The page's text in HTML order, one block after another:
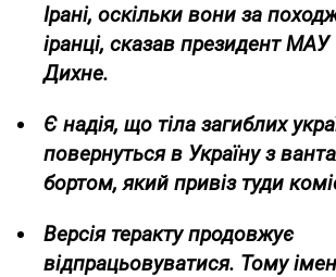
Ірані, оскільки вони за
іранці, сказав президент
Дихне.
Є надія, що тіла загиблих
повернуться в Україну з
бортом, який привіз туди
Версія теракту продовжує
відпрацьовуватися. Тому